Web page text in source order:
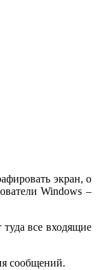
экран, о
Windows –
все входящие
сообщений.